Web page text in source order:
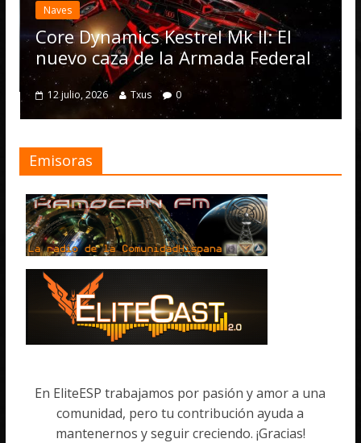
Dynamics Kestrel Mk II: El
caza de la Armada Federal
julio, 2026 Txus 0
Emisoras
En EliteESP trabajamos por pasión y amor a una
comunidad, pero tu contribución ayuda a
mantenernos y seguir creciendo. ¡Gracias!